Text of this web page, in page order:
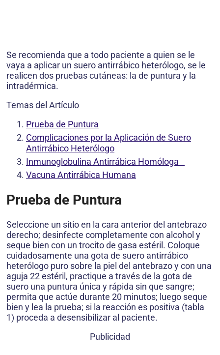
Se recomienda que a todo paciente a quien se le
vaya a aplicar un suero antirrábico heterólogo, se le
realicen dos pruebas cutáneas: la de puntura y la
intradérmica.
Temas del Artículo
Prueba de Puntura
Complicaciones por la Aplicación de Suero
Antirrábico Heterólogo
Inmunoglobulina Antirrábica Homóloga
Vacuna Antirrábica Humana
Prueba de Puntura
Seleccione un sitio en la cara anterior del antebrazo
derecho; desinfecte completamente con alcohol y
seque bien con un trocito de gasa estéril. Coloque
cuidadosamente una gota de suero antirrábico
heterólogo puro sobre la piel del antebrazo y con una
aguja 22 estéril, practique a través de la gota de
suero una puntura única y rápida sin que sangre;
permita que actúe durante 20 minutos; luego seque
bien y lea la prueba; si la reacción es positiva (tabla
1) proceda a desensibilizar al paciente.
Publicidad